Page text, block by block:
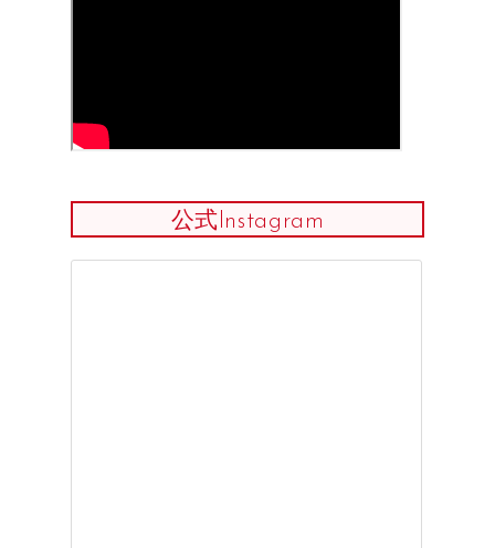
公式Instagram